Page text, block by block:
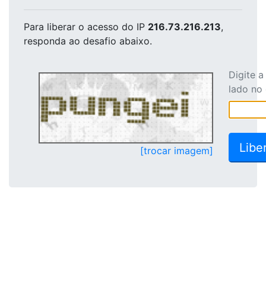
Para liberar o acesso do IP 216.73.216.213,
responda ao desafio abaixo.
[trocar imagem]
Digite
lado no